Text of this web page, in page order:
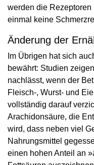
werden die
einmal keine
Änderung der
Im Übrigen hat sich
bewährt: Studien
nachlässt, wenn der
Fleisch-, Wurst- und
vollständig darauf
Arachidonsäure, die
wird, dass neben viel
Nahrungsmittel
einen hohen Anteil an